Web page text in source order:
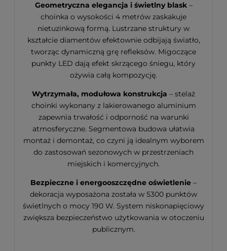
Geometryczna elegancja i świetlny blask–
choinka o wysokości 4 metrów zaskakuje
nietuzinkową formą. Lustrzane struktury w
kształcie diamentów efektownie odbijają światło,
tworząc dynamiczną grę refleksów. Migoczące
punkty LED dają efekt skrzącego śniegu, który
ożywia całą kompozycję.
Wytrzymała, modułowa konstrukcja – stelaż
choinki wykonany z lakierowanego aluminium
zapewnia trwałość i odporność na warunki
atmosferyczne. Segmentowa budowa ułatwia
montaż i demontaż, co czyni ją idealnym wyborem
do zastosowań sezonowych w przestrzeniach
miejskich i komercyjnych.
Bezpieczne i energooszczędne oświetlenie –
dekoracja wyposażona została w 5300 punktów
świetlnych o mocy 190 W. System niskonapięciowy
zwiększa bezpieczeństwo użytkowania w otoczeniu
publicznym.